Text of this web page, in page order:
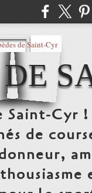
Saint-Cyr
de